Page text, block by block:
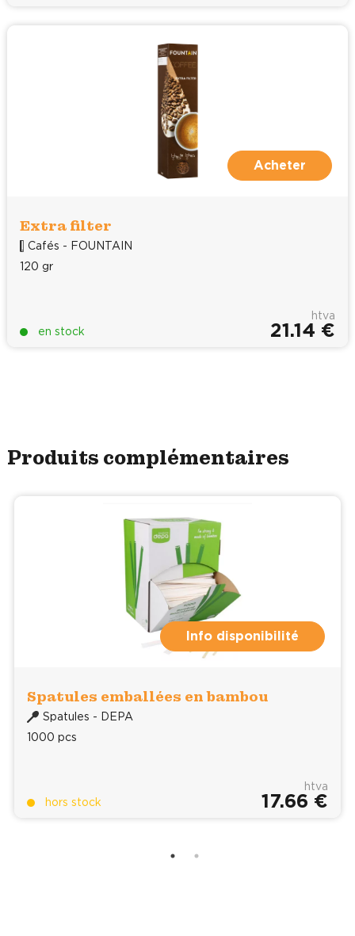
Acheter
Extra filter
Cafés - FOUNTAIN
120 gr
en stock
htva
21.14 €
Produits complémentaires
Info disponibilité
Spatules emballées en bambou
Spatules - DEPA
1000 pcs
hors stock
htva
17.66 €